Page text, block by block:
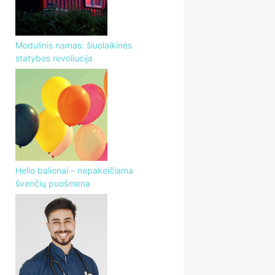
Modulinis namas: šiuolaikinės
statybos revoliucija
Helio balionai – nepakeičiama
švenčių puošmena